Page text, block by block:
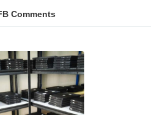
Comments